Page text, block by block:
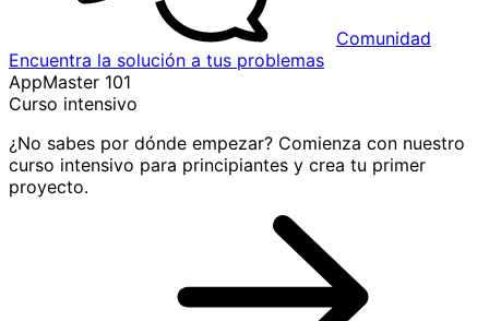
Comunidad
Encuentra la solución a tus problemas
AppMaster 101
Curso intensivo
¿No sabes por dónde empezar? Comienza con nuestro
curso intensivo para principiantes y crea tu primer
proyecto.